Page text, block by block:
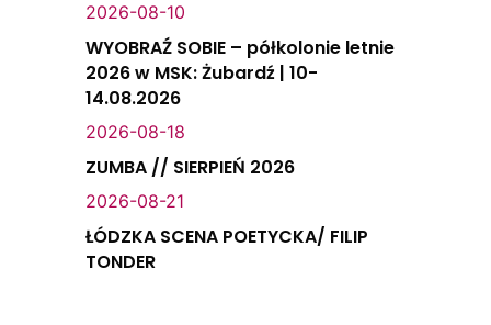
2026-08-10
WYOBRAŹ SOBIE – półkolonie letnie
2026 w MSK: Żubardź | 10-
14.08.2026
2026-08-18
ZUMBA // SIERPIEŃ 2026
2026-08-21
ŁÓDZKA SCENA POETYCKA/ FILIP
TONDER